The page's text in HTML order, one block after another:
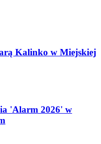
Kalinko w Miejskiej
'Alarm 2026' w